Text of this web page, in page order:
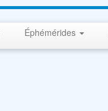
Éphémérides